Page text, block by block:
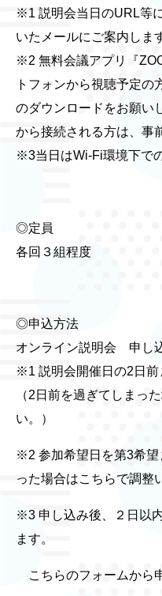
※1 説明会当日のURL等
いたメールにご案内しま
※2 無料会議アプリ『
トフォンから視聴予定の
のダウンロードをお願い
から接続される方は、事
※3当日はWi-Fi環境下で
◎定員
各回３組程度
◎申込方法
オンライン説明会 申し
※1 説明会開催日の2日前
（2日前を過ぎてしまっ
い。）
※2 参加希望日を第3希望
った場合はこちらで調整
※3 申し込み後、２日以
ます。
こちらのフォームから